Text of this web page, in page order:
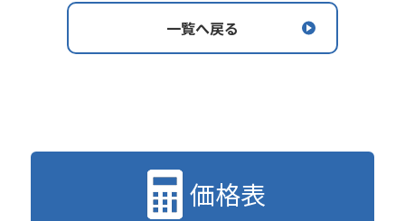
一覧へ戻る
価格表